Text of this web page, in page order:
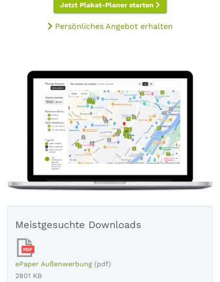
Jetzt Plakat-Planer starten
Persönliches Angebot erhalten
Meistgesuchte Downloads
PDF
ePaper Außenwerbung (pdf)
2801 KB